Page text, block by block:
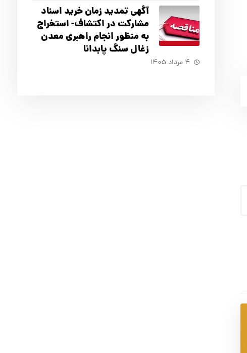
آگهي تمدید زمان خرید اسناد
مشارکت در اکتشاف- استخراج
به منظور انجام راهبری معدن
زغال سنگ پابدانا
۴ مرداد ۱۴۰۵